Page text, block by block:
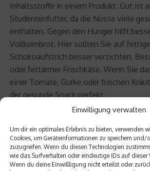
Einwilligung verwalten
Um dir ein optimales Erlebnis zu bieten, verwenden
Cookies, um Geräteinformationen zu speichern und/
zuzugreifen. Wenn du diesen Technologien
wie das Surfverhalten oder eindeutige IDs auf dieser
Wenn du deine Einwillligung nicht erteilst oder
Inhaltsstoffe in einem Produkt. Gut ist
Studentenfutter, da die Nüsse viele
enthalten. Gegen den Hunger hilft
Vollkornbrot. Hier sollten Sie auf
Schokoaufstrich besser verzichten.
oder fettarmer Frischkäse. Wenn Sie
einer Tomate, Gurke oder frischen
der gesunde Snack perfekt.